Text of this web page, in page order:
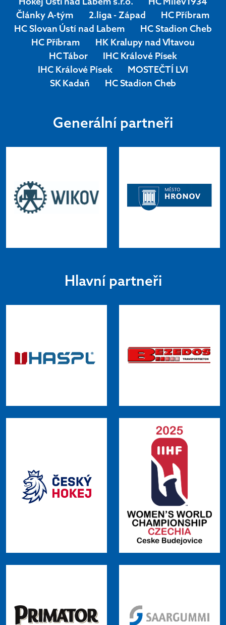
Články A-tým
2.liga - Západ
HC Příbram
HC Slovan Ústí nad Labem
HC Stadion Cheb
HC Příbram
HK Kralupy nad Vltavou
HC Tábor
IHC Králové Písek
IHC Králové Písek
MOSTEČTÍ LVI
SK Kadaň
HC Stadion Cheb
Generální partneři
Hlavní partneři